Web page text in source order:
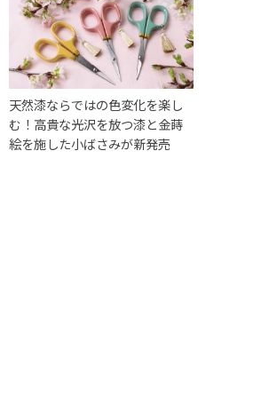
天然漆ならではの色変化を楽し
む！高貴な光沢を放つ漆と金蒔
絵を施した小ばさみが新発売